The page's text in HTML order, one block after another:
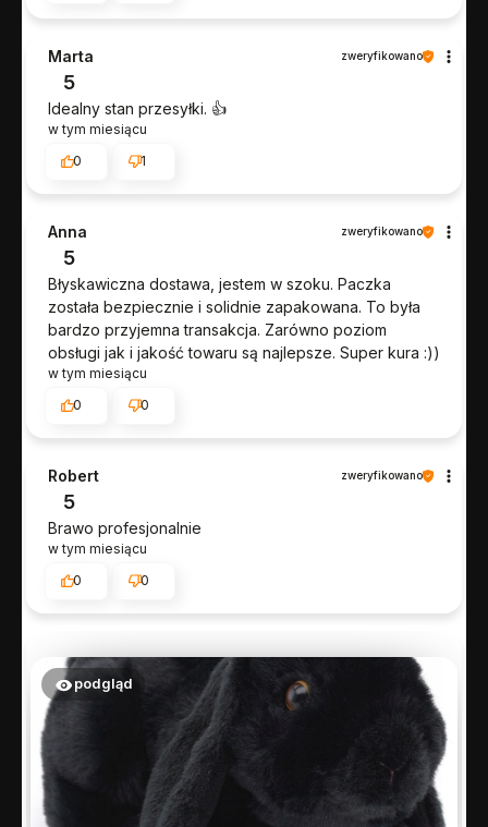
Marta zweryfikowano
5
Idealny stan przesyłki. 👍️
w tym miesiącu
0
1
Anna zweryfikowano
5
Błyskawiczna dostawa, jestem w szoku. Paczka
została bezpiecznie i solidnie zapakowana. To była
bardzo przyjemna transakcja. Zarówno poziom
obsługi jak i jakość towaru są najlepsze. Super kura :))
w tym miesiącu
0
0
Robert zweryfikowano
5
Brawo profesjonalnie
w tym miesiącu
0
0
podgląd